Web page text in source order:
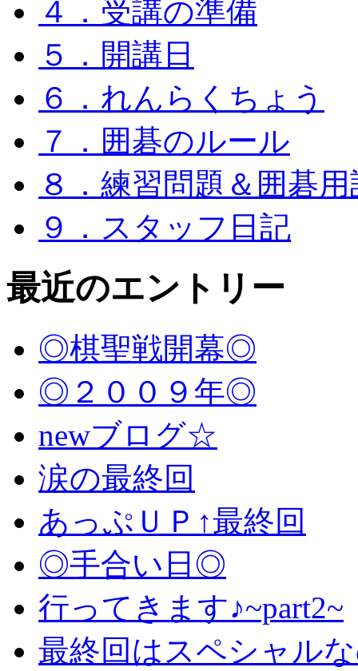
４．受講の準備
５．開講日
６．れんらくちょう
７．囲碁のルール
８．練習問題＆囲碁用
９．スタッフ日記
最近のエントリー
◎棋聖戦開幕◎
◎２００９年◎
newブログ☆
涙の最終回
あっぷＵＰ↑最終回
◎手合い日◎
行ってきます♪~part2~
最終回はスペシャル